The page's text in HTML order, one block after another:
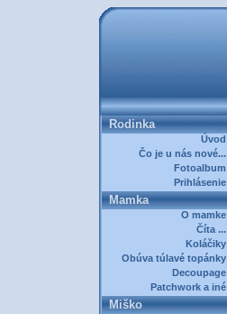
Rodinka
Úvod
Čo je u nás nové...
Fotoalbum
Prihlásenie
Mamka
O mamke
Číta ...
Koláčiky
Obúva túlavé topánky
Decoupage
Patchwork a iné
Miško